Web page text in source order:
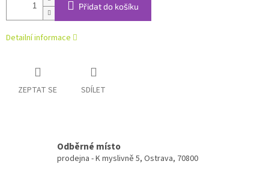
Přidat do košíku
Detailní informace
ZEPTAT SE SDÍLET
Odběrné místo
prodejna - K myslivně 5, Ostrava, 70800